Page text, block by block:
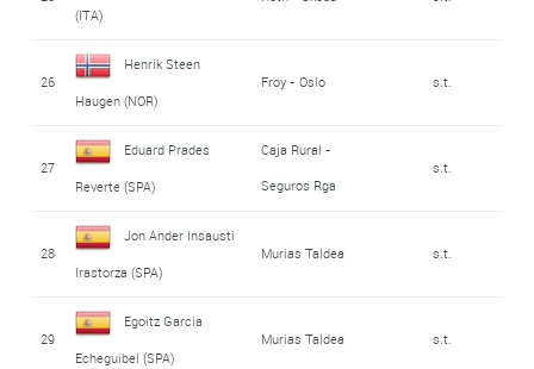
(ITA)
26
Henrik Steen
Haugen (NOR)
Froy - Oslo s.t.
27
Eduard Prades
Reverte (SPA)
Caja Rural -
Seguros Rga
s.t.
28
Jon Ander Insausti
Irastorza (SPA)
Murias Taldea s.t.
29
Egoitz Garcia
Echeguibel (SPA)
Murias Taldea s.t.